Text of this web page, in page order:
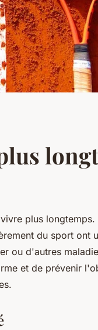
plus longtemps.
du sport ont
ou d'autres
et de prévenir